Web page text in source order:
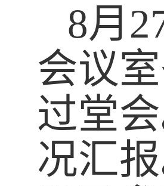
8月
会议
过堂
况汇